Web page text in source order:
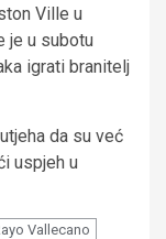
Ville u
je u subotu
igrati branitelj
da su već
uspjeh u
Vallecano